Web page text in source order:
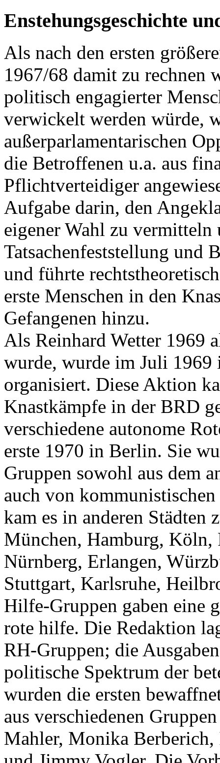
Enstehungsgeschichte
Als nach den ersten
1967/68 damit zu rechnen
politisch engagierter
verwickelt werden würde,
außerparlamentarischen
die Betroffenen u.a. aus
Pflichtverteidiger
Aufgabe darin, den
eigener Wahl zu vermitteln
Tatsachenfeststellung und
und führte
erste Menschen in den
Gefangenen hinzu.
Als Reinhard Wetter 1969
wurde, wurde im Juli 1969
organisiert. Diese Aktion
Knastkämpfe in der BRD
verschiedene autonome
erste 1970 in Berlin. Sie
Gruppen sowohl aus dem
auch von
kam es in anderen
München, Hamburg,
Nürnberg, Erlangen,
Stuttgart, Karlsruhe,
Hilfe-Gruppen gaben eine
rote hilfe. Die Redaktion
RH-Gruppen; die
politische Spektrum der
wurden die ersten
aus verschiedenen
Mahler, Monika Berberich,